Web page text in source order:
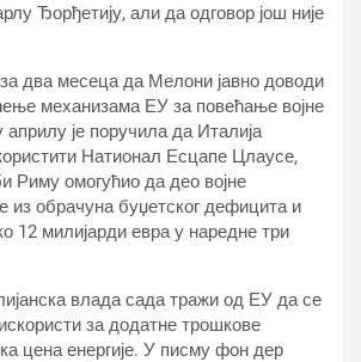
Ђорђетију, али да одговор још није
два месеца да Мелони јавно доводи
механизама ЕУ за повећање војне
је поручила да Италија
Натионал Есцапе Цлаусе,
Риму омогућио да део војне
из обрачуна буџетског дефицита и
12 милијарди евра у наредне три
влада сада тражи од ЕУ да се
за додатне трошкове
цена енергије. У писму фон дер